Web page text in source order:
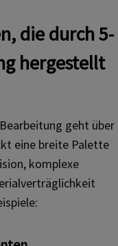
die durch 5-
hergestellt
geht über
eine breite Palette
komplexe